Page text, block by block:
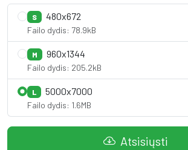
S 480x672
Failo dydis: 78.9kB
M 960x1344
Failo dydis: 205.2kB
L 5000x7000
Failo dydis: 1.6MB
Atsisiųsti